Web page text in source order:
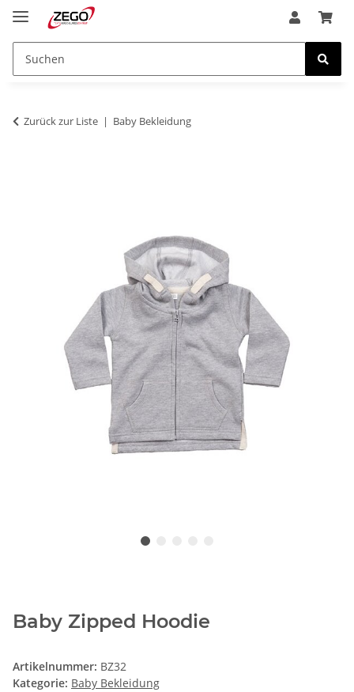
Zurück zur Liste Baby Bekleidung
Baby Zipped Hoodie
Artikelnummer: BZ32
Kategorie: Baby Bekleidung